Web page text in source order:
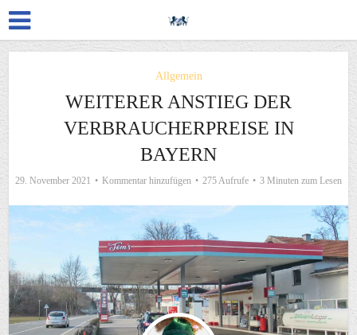
Allgemein
WEITERER ANSTIEG DER
VERBRAUCHERPREISE IN
BAYERN
29. November 2021 Kommentar hinzufügen 275 Aufrufe 3 Minuten zum Lesen